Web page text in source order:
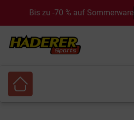
Bis zu -70 % auf Sommerware